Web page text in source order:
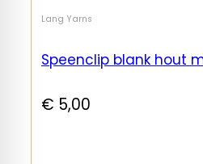
Lang Yarns
Speenclip blank hout
€ 5,00